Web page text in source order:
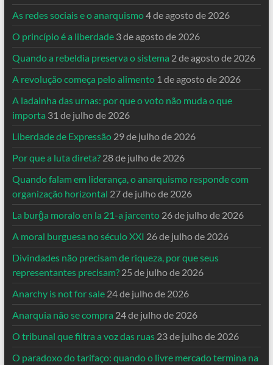
As redes sociais e o anarquismo4 de agosto de 2026
O princípio é a liberdade 3 de agosto de 2026
Quando a rebeldia preserva o sistema 2 de agosto de 2026
A revolução começa pelo alimento 1 de agosto de 2026
A ladainha das urnas: por que o voto não muda o que
importa 31 de julho de 2026
Liberdade de Expressão 29 de julho de 2026
Por que a luta direta? 28 de julho de 2026
Quando falam em liderança, o anarquismo responde com
organização horizontal 27 de julho de 2026
La burĝa moralo en la 21-a jarcento 26 de julho de 2026
A moral burguesa no século XXI 26 de julho de 2026
Divindades não precisam de riqueza, por que seus
representantes precisam? 25 de julho de 2026
Anarchy is not for sale 24 de julho de 2026
Anarquia não se compra 24 de julho de 2026
O tribunal que filtra a voz das ruas 23 de julho de 2026
O paradoxo do tarifaço: quando o livre mercado termina na